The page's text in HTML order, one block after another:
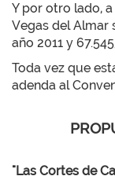
Y por otro lado,
Vegas del Almar
año 2011 y
Toda vez que
adenda al
"Las Cortes de